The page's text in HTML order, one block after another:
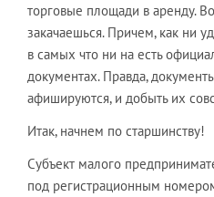
торговые площади в аренду.
закачаешься. Причем, как ни
в самых что ни на есть
документах. Правда,
афишируются, и добыть их
Итак, начнем по старшинству!
Субъект малого
под регистрационным